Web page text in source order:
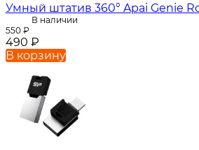
Умный штатив 360° Apai Genie
В наличии
550 ₽
490 ₽
В корзину